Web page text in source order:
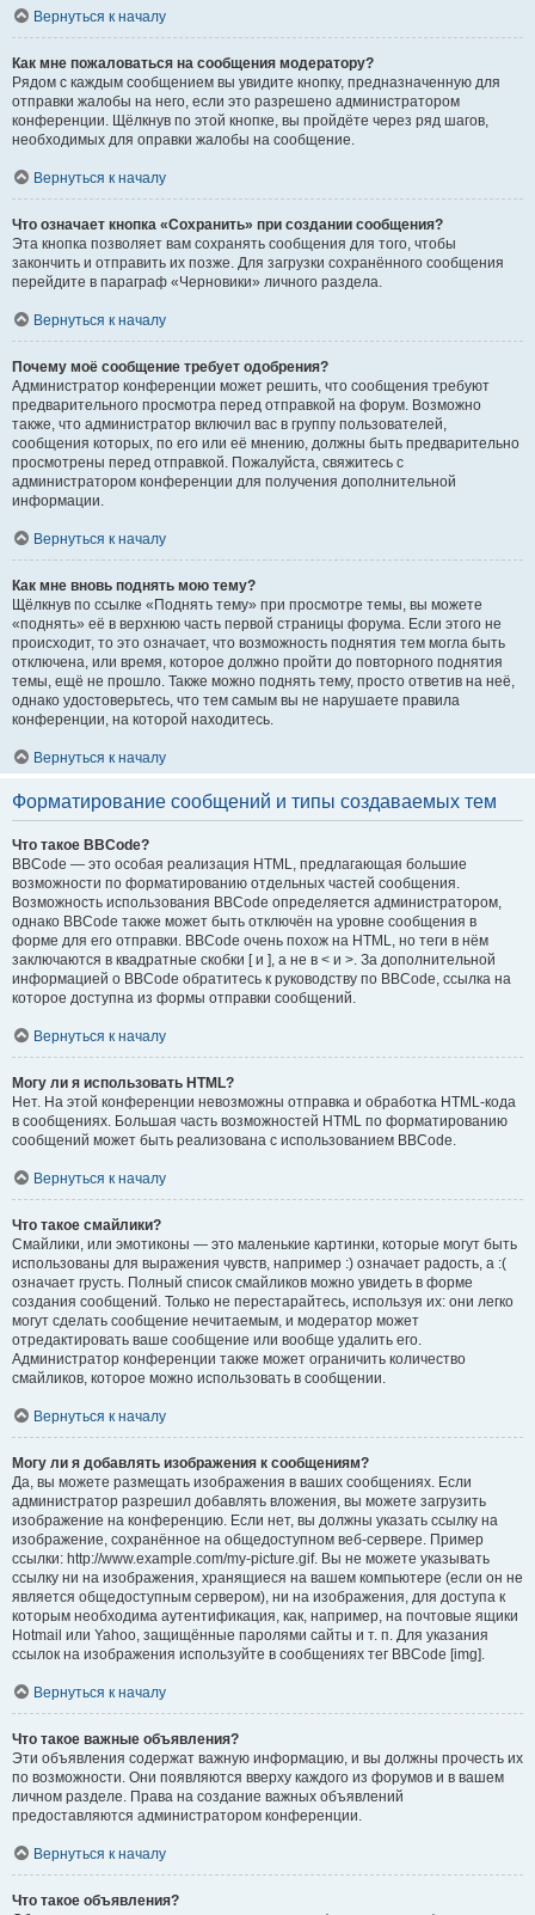
Вернуться к началу
Как мне пожаловаться на сообщения модератору?
Рядом с каждым сообщением вы увидите кнопку, предназначенную для
отправки жалобы на него, если это разрешено администратором
конференции. Щёлкнув по этой кнопке, вы пройдёте через ряд шагов,
необходимых для оправки жалобы на сообщение.
Вернуться к началу
Что означает кнопка «Сохранить» при создании сообщения?
Эта кнопка позволяет вам сохранять сообщения для того, чтобы
закончить и отправить их позже. Для загрузки сохранённого сообщения
перейдите в параграф «Черновики» личного раздела.
Вернуться к началу
Почему моё сообщение требует одобрения?
Администратор конференции может решить, что сообщения требуют
предварительного просмотра перед отправкой на форум. Возможно
также, что администратор включил вас в группу пользователей,
сообщения которых, по его или её мнению, должны быть предварительно
просмотрены перед отправкой. Пожалуйста, свяжитесь с
администратором конференции для получения дополнительной
информации.
Вернуться к началу
Как мне вновь поднять мою тему?
Щёлкнув по ссылке «Поднять тему» при просмотре темы, вы можете
«поднять» её в верхнюю часть первой страницы форума. Если этого не
происходит, то это означает, что возможность поднятия тем могла быть
отключена, или время, которое должно пройти до повторного поднятия
темы, ещё не прошло. Также можно поднять тему, просто ответив на неё,
однако удостоверьтесь, что тем самым вы не нарушаете правила
конференции, на которой находитесь.
Вернуться к началу
Форматирование сообщений и типы создаваемых тем
Что такое BBCode?
BBCode — это особая реализация HTML, предлагающая большие
возможности по форматированию отдельных частей сообщения.
Возможность использования BBCode определяется администратором,
однако BBCode также может быть отключён на уровне сообщения в
форме для его отправки. BBCode очень похож на HTML, но теги в нём
заключаются в квадратные скобки [ и ], а не в < и >. За дополнительной
информацией о BBCode обратитесь к руководству по BBCode, ссылка на
которое доступна из формы отправки сообщений.
Вернуться к началу
Могу ли я использовать HTML?
Нет. На этой конференции невозможны отправка и обработка HTML-кода
в сообщениях. Большая часть возможностей HTML по форматированию
сообщений может быть реализована с использованием BBCode.
Вернуться к началу
Что такое смайлики?
Смайлики, или эмотиконы — это маленькие картинки, которые могут быть
использованы для выражения чувств, например :) означает радость, а :(
означает грусть. Полный список смайликов можно увидеть в форме
создания сообщений. Только не перестарайтесь, используя их: они легко
могут сделать сообщение нечитаемым, и модератор может
отредактировать ваше сообщение или вообще удалить его.
Администратор конференции также может ограничить количество
смайликов, которое можно использовать в сообщении.
Вернуться к началу
Могу ли я добавлять изображения к сообщениям?
Да, вы можете размещать изображения в ваших сообщениях. Если
администратор разрешил добавлять вложения, вы можете загрузить
изображение на конференцию. Если нет, вы должны указать ссылку на
изображение, сохранённое на общедоступном веб-сервере. Пример
ссылки: http://www.example.com/my-picture.gif. Вы не можете указывать
ссылку ни на изображения, хранящиеся на вашем компьютере (если он не
является общедоступным сервером), ни на изображения, для доступа к
которым необходима аутентификация, как, например, на почтовые ящики
Hotmail или Yahoo, защищённые паролями сайты и т. п. Для указания
ссылок на изображения используйте в сообщениях тег BBCode [img].
Вернуться к началу
Что такое важные объявления?
Эти объявления содержат важную информацию, и вы должны прочесть их
по возможности. Они появляются вверху каждого из форумов и в вашем
личном разделе. Права на создание важных объявлений
предоставляются администратором конференции.
Вернуться к началу
Что такое объявления?